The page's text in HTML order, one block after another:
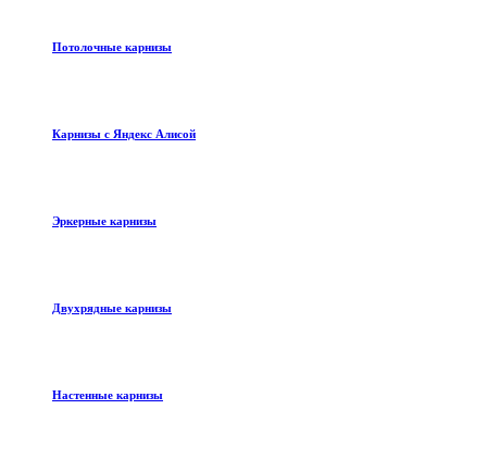
Потолочные карнизы
Карнизы с Яндекс Алисой
Эркерные карнизы
Двухрядные карнизы
Настенные карнизы